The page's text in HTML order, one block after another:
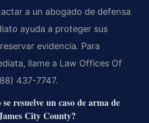
a un abogado de defensa
ayuda a proteger sus
evidencia. Para
llame a Law Offices Of
437-7747.
resuelve un caso de arma de
City County?